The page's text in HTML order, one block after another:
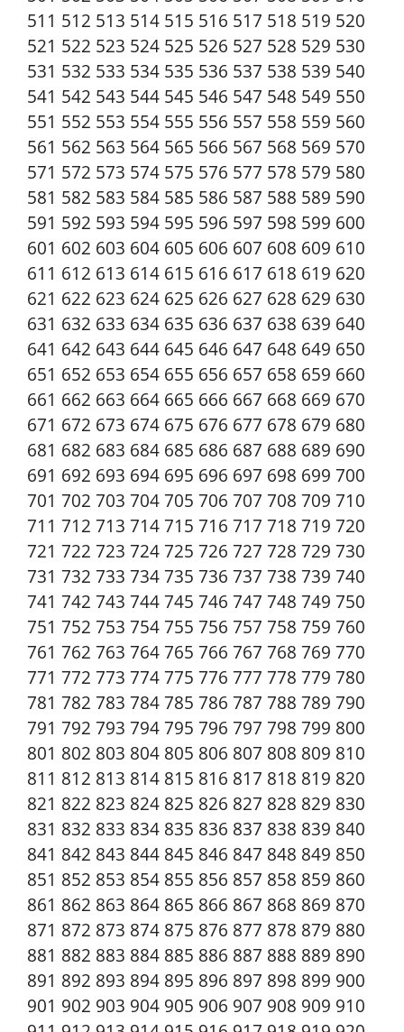
511 512 513 514 515 516 517 518 519 520
521 522 523 524 525 526 527 528 529 530
531 532 533 534 535 536 537 538 539 540
541 542 543 544 545 546 547 548 549 550
551 552 553 554 555 556 557 558 559 560
561 562 563 564 565 566 567 568 569 570
571 572 573 574 575 576 577 578 579 580
581 582 583 584 585 586 587 588 589 590
591 592 593 594 595 596 597 598 599 600
601 602 603 604 605 606 607 608 609 610
611 612 613 614 615 616 617 618 619 620
621 622 623 624 625 626 627 628 629 630
631 632 633 634 635 636 637 638 639 640
641 642 643 644 645 646 647 648 649 650
651 652 653 654 655 656 657 658 659 660
661 662 663 664 665 666 667 668 669 670
671 672 673 674 675 676 677 678 679 680
681 682 683 684 685 686 687 688 689 690
691 692 693 694 695 696 697 698 699 700
701 702 703 704 705 706 707 708 709 710
711 712 713 714 715 716 717 718 719 720
721 722 723 724 725 726 727 728 729 730
731 732 733 734 735 736 737 738 739 740
741 742 743 744 745 746 747 748 749 750
751 752 753 754 755 756 757 758 759 760
761 762 763 764 765 766 767 768 769 770
771 772 773 774 775 776 777 778 779 780
781 782 783 784 785 786 787 788 789 790
791 792 793 794 795 796 797 798 799 800
801 802 803 804 805 806 807 808 809 810
811 812 813 814 815 816 817 818 819 820
821 822 823 824 825 826 827 828 829 830
831 832 833 834 835 836 837 838 839 840
841 842 843 844 845 846 847 848 849 850
851 852 853 854 855 856 857 858 859 860
861 862 863 864 865 866 867 868 869 870
871 872 873 874 875 876 877 878 879 880
881 882 883 884 885 886 887 888 889 890
891 892 893 894 895 896 897 898 899 900
901 902 903 904 905 906 907 908 909 910